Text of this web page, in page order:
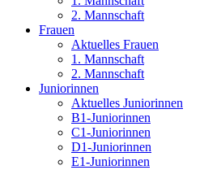
2. Mannschaft
Frauen
Aktuelles Frauen
1. Mannschaft
2. Mannschaft
Juniorinnen
Aktuelles Juniorinnen
B1-Juniorinnen
C1-Juniorinnen
D1-Juniorinnen
E1-Juniorinnen